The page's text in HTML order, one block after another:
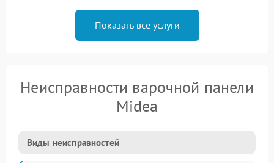
Показать все услуги
Неисправности варочной панели
Midea
Виды неисправностей